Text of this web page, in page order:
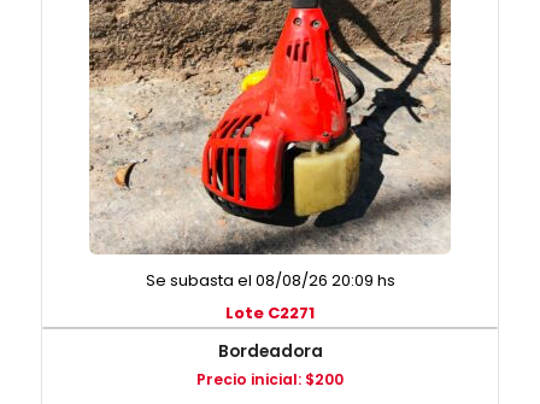
Se subasta el 08/08/26 20:09 hs
Lote C2271
Bordeadora
Precio inicial: $200